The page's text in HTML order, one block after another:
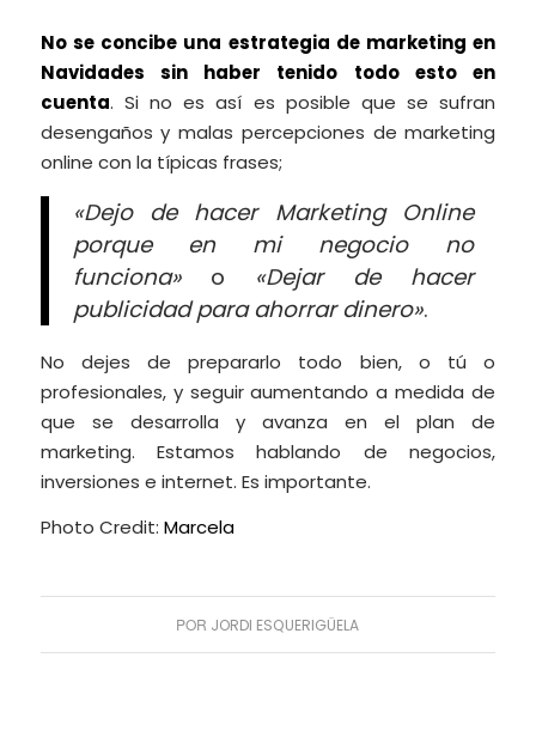
No se concibe una estrategia de marketing en
Navidades sin haber tenido todo esto en
cuenta. Si no es así es posible que se sufran
desengaños y malas percepciones de marketing
online con la típicas frases;
«Dejo de hacer Marketing Online
porque en mi negocio no
funciona» o «Dejar de hacer
publicidad para ahorrar dinero».
No dejes de prepararlo todo bien, o tú o
profesionales, y seguir aumentando a medida de
que se desarrolla y avanza en el plan de
marketing. Estamos hablando de negocios,
inversiones e internet. Es importante.
Photo Credit: Marcela
POR JORDI ESQUERIGÜELA